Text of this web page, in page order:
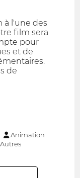
à l'une des
film sera
pour
et de
de
Animation
Autres